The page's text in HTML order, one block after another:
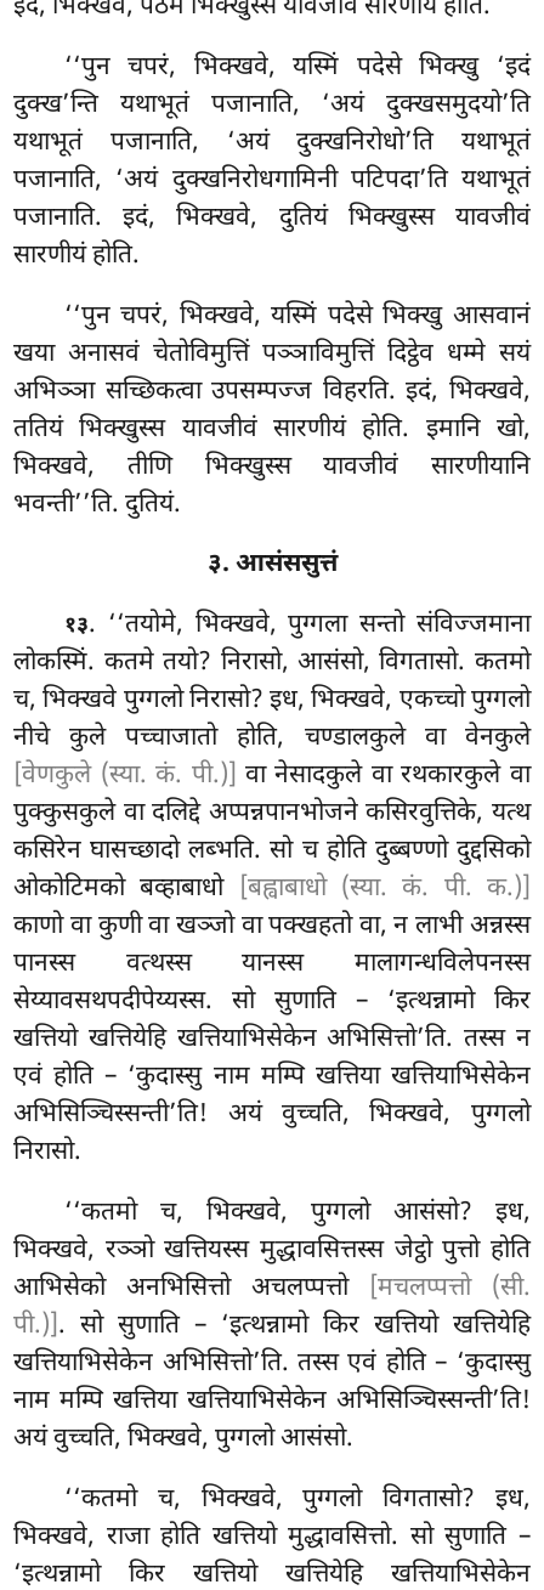
इदं, भिक्खवे, पठमं भिक्खुस्स यावजीवं सारणीयं होति.
‘‘पुन चपरं, भिक्खवे, यस्मिं पदेसे भिक्खु ‘इदं
दुक्ख’न्ति यथाभूतं पजानाति, ‘अयं दुक्खसमुदयो’ति
यथाभूतं पजानाति, ‘अयं दुक्खनिरोधो’ति यथाभूतं
पजानाति, ‘अयं दुक्खनिरोधगामिनी पटिपदा’ति यथाभूतं
पजानाति. इदं, भिक्खवे, दुतियं भिक्खुस्स यावजीवं
सारणीयं होति.
‘‘पुन चपरं, भिक्खवे, यस्मिं पदेसे भिक्खु आसवानं
खया अनासवं चेतोविमुत्तिं पञ्ञाविमुत्तिं दिट्ठेव धम्मे सयं
अभिञ्ञा सच्छिकत्वा उपसम्पज्ज विहरति. इदं, भिक्खवे,
ततियं भिक्खुस्स यावजीवं सारणीयं होति. इमानि खो,
भिक्खवे, तीणि भिक्खुस्स यावजीवं सारणीयानि
भवन्ती’’ति. दुतियं.
३. आसंससुत्तं
१३. ‘‘तयोमे, भिक्खवे, पुग्गला सन्तो संविज्जमाना
लोकस्मिं. कतमे तयो? निरासो, आसंसो, विगतासो. कतमो
च, भिक्खवे पुग्गलो निरासो? इध, भिक्खवे, एकच्चो पुग्गलो
नीचे कुले पच्चाजातो होति, चण्डालकुले वा वेनकुले
[वेणकुले (स्या. कं. पी.)] वा नेसादकुले वारथकारकुले वा
पुक्कुसकुले वा दलिद्दे अप्पन्नपानभोजने कसिरवुत्तिके, यत्थ
कसिरेन घासच्छादो लब्भति. सो च होति दुब्बण्णो दुद्दसिको
ओकोटिमको बव्हाबाधो [बह्वाबाधो (स्या. कं. पी. क.)]
काणो वा कुणी वा खञ्जो वा पक्खहतो वा, न लाभी अन्नस्स
पानस्स वत्थस्स यानस्स मालागन्धविलेपनस्स
सेय्यावसथपदीपेय्यस्स. सो सुणाति – ‘इत्थन्नामो किर
खत्तियो खत्तियेहि खत्तियाभिसेकेन अभिसित्तो’ति. तस्स न
एवं होति – ‘कुदास्सु नाम मम्पि खत्तिया खत्तियाभिसेकेन
अभिसिञ्चिस्सन्ती’ति! अयं वुच्चति, भिक्खवे, पुग्गलो
निरासो.
‘‘कतमो च, भिक्खवे, पुग्गलो आसंसो? इध,
भिक्खवे, रञ्ञो खत्तियस्स मुद्धावसित्तस्स जेट्ठो पुत्तो होति
आभिसेको अनभिसित्तो अचलप्पत्तो
[मचलप्पत्तो (सी.
पी.)]. सो सुणाति – ‘इत्थन्नामो किर खत्तियो खत्तियेहि
खत्तियाभिसेकेन अभिसित्तो’ति. तस्स एवं होति – ‘कुदास्सु
नाम मम्पि खत्तिया खत्तियाभिसेकेन अभिसिञ्चिस्सन्ती’ति!
अयं वुच्चति, भिक्खवे, पुग्गलो आसंसो.
‘‘कतमो च, भिक्खवे, पुग्गलो विगतासो? इध,
भिक्खवे, राजा होति खत्तियो मुद्धावसित्तो. सो सुणाति –
‘इत्थन्नामो किर खत्तियो खत्तियेहि खत्तियाभिसेकेन